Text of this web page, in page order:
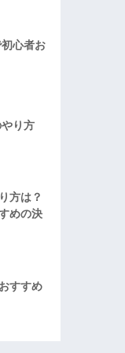
初心者お
やり方
方は？
めの決
すすめ